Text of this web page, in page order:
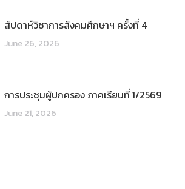
สัปดาห์วิชาการสังคมศึกษาฯ ครั้งที่ 4
June 26, 2026
การประชุมผู้ปกครอง ภาคเรียนที่ 1/2569
June 21, 2026